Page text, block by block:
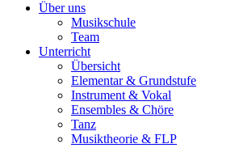
Über uns
Musikschule
Team
Unterricht
Übersicht
Elementar & Grundstufe
Instrument & Vokal
Ensembles & Chöre
Tanz
Musiktheorie & FLP